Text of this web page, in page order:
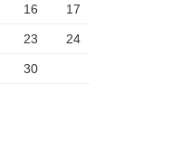
16 17
23 24
30